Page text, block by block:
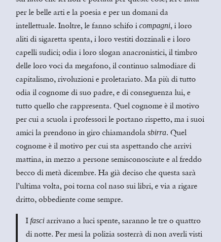
per le belle arti e la poesia e per un domani da
intellettuale. Inoltre, le fanno schifo i compagni, i loro
aliti di sigaretta spenta, i loro vestiti dozzinali e i loro
capelli sudici; odia i loro slogan anacronistici, il timbro
delle loro voci da megafono, il continuo salmodiare di
capitalismo, rivoluzioni e proletariato. Ma più di tutto
odia il cognome di suo padre, e di conseguenza lui, e
tutto quello che rappresenta. Quel cognome è il motivo
per cui a scuola i professori le portano rispetto, ma i suoi
amici la prendono in giro chiamandola sbirra. Quel
cognome è il motivo per cui sta aspettando che arrivi
mattina, in mezzo a persone semisconosciute e al freddo
becco di metà dicembre. Ha già deciso che questa sarà
l’ultima volta, poi torna col naso sui libri, e via a rigare
dritto, obbediente come sempre.
I fasci arrivano a luci spente, saranno le tre o quattro
di notte. Per mesi la polizia sosterrà di non averli visti